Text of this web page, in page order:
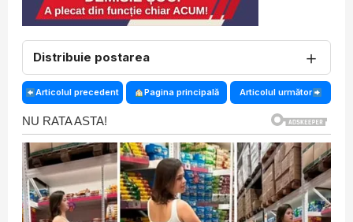
Distribuie postarea ＋
Articolul precedent Pagina principală Articolul următor